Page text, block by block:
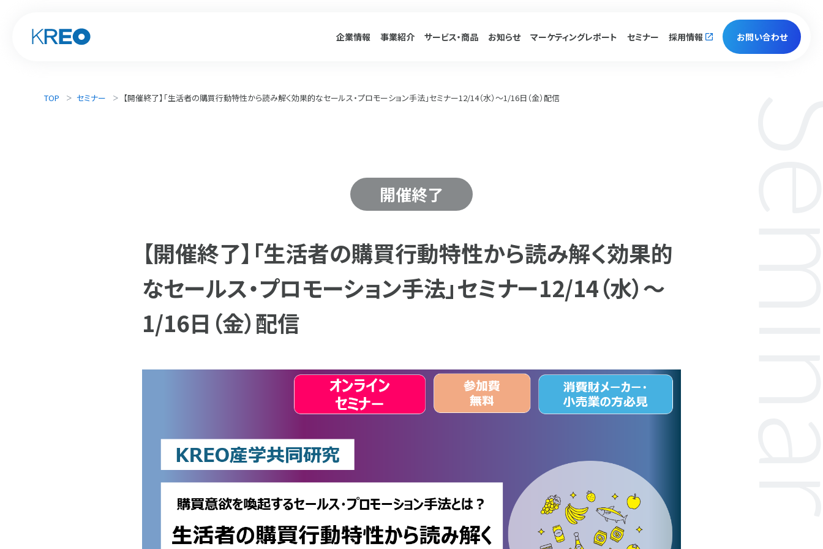
企業情報 事業紹介 サービス・商品 お知らせ マーケティングレポート セミナー 採用情報 お問い合わせ
TOP セミナー 【開催終了】「生活者の購買行動特性から読み解く効果的なセールス・プロモーション手法」セミナー12/14（水）～1/16日（金）配信
開催終了
【開催終了】「生活者の購買行動特性から読み解く効果的
なセールス・プロモーション手法」セミナー12/14（水）～
1/16日（金）配信